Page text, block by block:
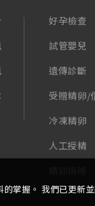
好孕檢查
試管嬰兒
遺傳診斷
受贈精卵/
冷凍精卵
人工授精
掌握。 我們已更新